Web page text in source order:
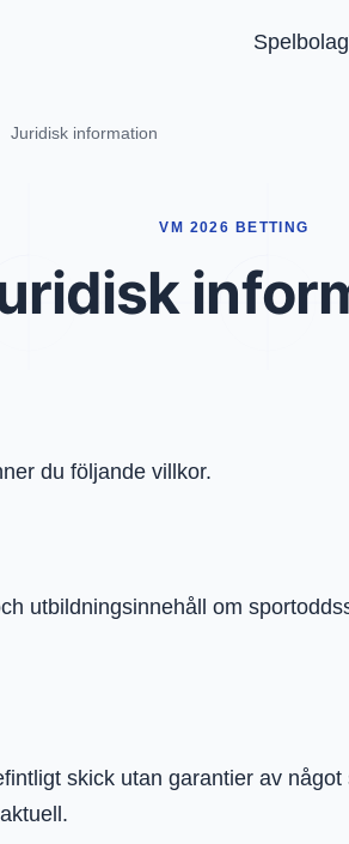
Spelbolag
Juridisk information
VM 2026 BETTING
du följande villkor.
utbildningsinnehåll om
skick utan garantier av